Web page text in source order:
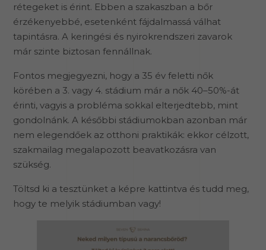
rétegeket is érint. Ebben a szakaszban a bőr
érzékenyebbé, esetenként fájdalmassá válhat
tapintásra. A keringési és nyirokrendszeri zavarok
már szinte biztosan fennállnak.
Fontos megjegyezni, hogy a 35 év feletti nők
körében a 3. vagy 4. stádium már a nők 40–50%-át
érinti, vagyis a probléma sokkal elterjedtebb, mint
gondolnánk. A későbbi stádiumokban azonban már
nem elegendőek az otthoni praktikák: ekkor célzott,
szakmailag megalapozott beavatkozásra van
szükség.
Töltsd ki a tesztünket a képre kattintva és tudd meg,
hogy te melyik stádiumban vagy!